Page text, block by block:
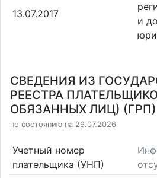
13.07.2017
и
СВЕДЕНИЯ ИЗ
РЕЕСТРА
ОБЯЗАННЫХ ЛИЦ) (ГРП)
по состоянию на 29.07.2026
Учетный номер
плательщика (УНП)